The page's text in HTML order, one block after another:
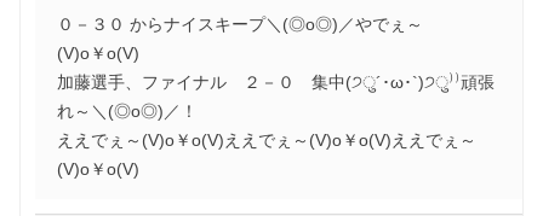
０－３０ からナイスキープ＼(◎o◎)／やでぇ～
(V)o￥o(V)
加藤選手、ファイナル ２－０ 集中(੭ु´･ω･`)੭ु⁾⁾頑張
れ～＼(◎o◎)／！
ええでぇ～(V)o￥o(V)ええでぇ～(V)o￥o(V)ええでぇ～
(V)o￥o(V)